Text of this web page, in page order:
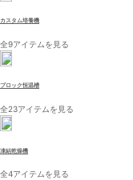
カスタム培養機
全9アイテムを見る
ブロック恒温槽
全23アイテムを見る
凍結乾燥機
全4アイテムを見る